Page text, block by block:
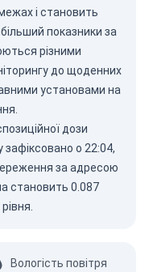
і становить
показники за
різними
до щоденних
установами на
дози
о 22:04,
за адресою
становить 0.087
Вологість повітря